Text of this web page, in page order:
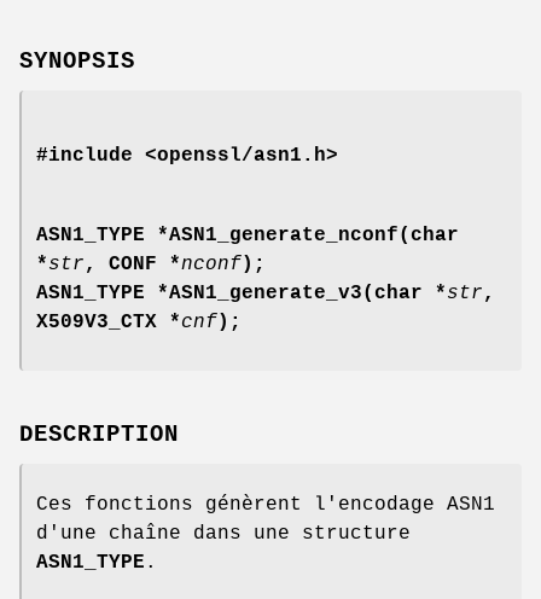
SYNOPSIS
#include <openssl/asn1.h>
ASN1_TYPE *ASN1_generate_nconf(char
*str, CONF *nconf);
ASN1_TYPE *ASN1_generate_v3(char *str,
X509V3_CTX *cnf);
DESCRIPTION
Ces fonctions génèrent l'encodage ASN1
d'une chaîne dans une structure
ASN1_TYPE .